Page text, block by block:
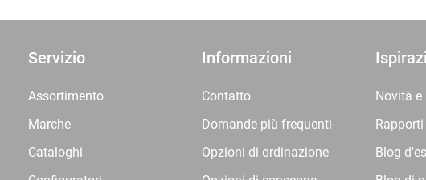
Servizio
Assortimento
Marche
Cataloghi
Informazioni
Contatto
Domande più frequenti
Opzioni di ordinazione
Novità
Blog